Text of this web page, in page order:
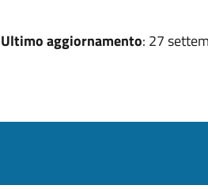
Ultimo aggiornamento: 27